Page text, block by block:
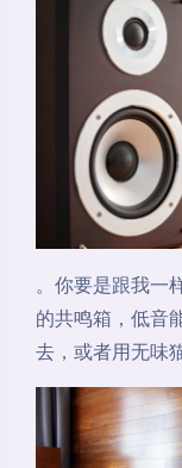
。你要是跟我一
的共鸣箱，低音
去，或者用无味